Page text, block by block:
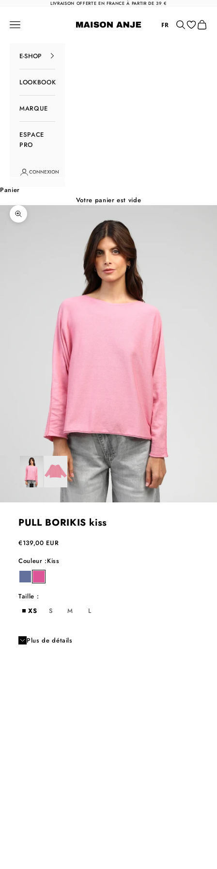
Passer au contenuLIVRAISON OFFERTE EN FRANCE À PARTIR DE 39 €
Maison Anje
Menu FR Rechercher
Panier
E-SHOP
LOOKBOOK
MARQUE
ESPACE
PRO
CONNEXION
Panier
Votre panier est vide
Zoomer sur l'image
PULL BORIKIS kiss
Prix de vente
€139,00 EUR
Couleur :Kiss
denim
kiss
Taille :
XS
S M L
Plus de détails